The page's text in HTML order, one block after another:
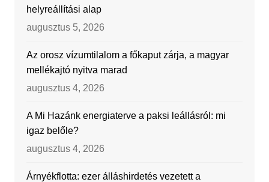
helyreállítási alap
augusztus 5, 2026
Az orosz vízumtilalom a főkaput zárja, a magyar
mellékajtó nyitva marad
augusztus 4, 2026
A Mi Hazánk energiaterve a paksi leállásról: mi
igaz belőle?
augusztus 4, 2026
Árnyékflotta: ezer álláshirdetés vezetett a